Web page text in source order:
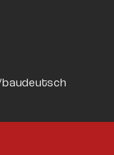
baudeutsch